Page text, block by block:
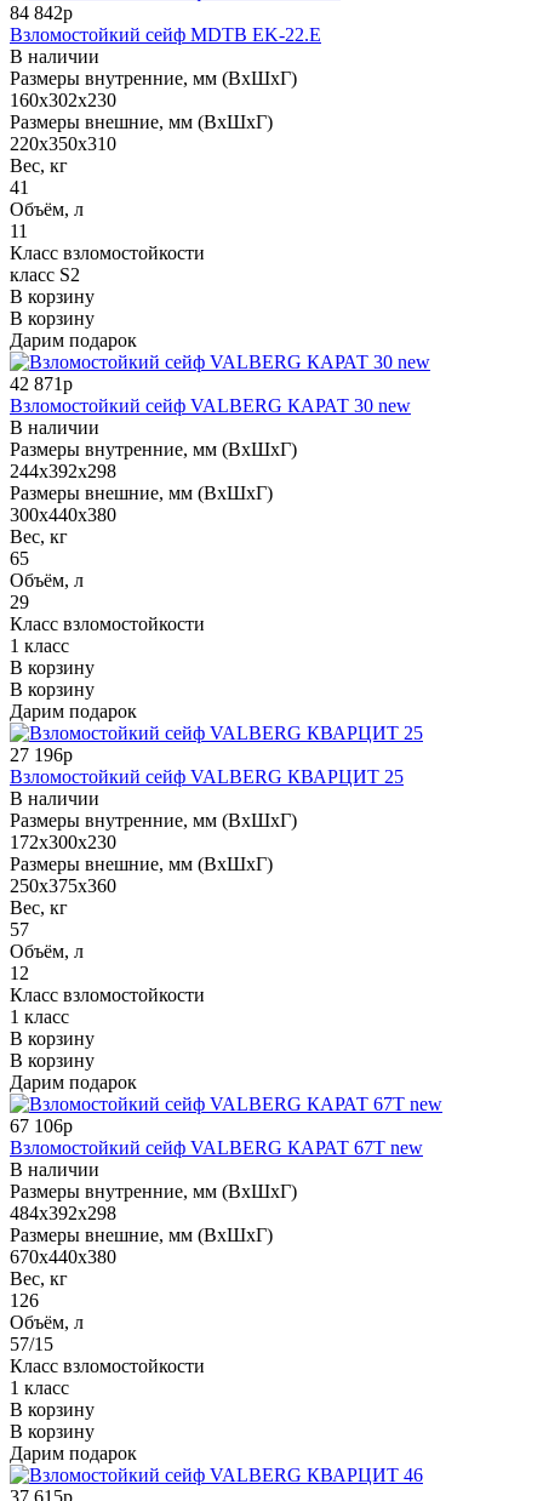
84 842р
Взломостойкий сейф MDTB EK-22.E
В наличии
Размеры внутренние, мм (ВхШхГ)
160x302x230
Размеры внешние, мм (ВхШхГ)
220x350x310
Вес, кг
41
Объём, л
11
Класс взломостойкости
класс S2
В корзину
В корзину
Дарим подарок
42 871р
Взломостойкий сейф VALBERG КАРАТ 30 new
В наличии
Размеры внутренние, мм (ВхШхГ)
244x392x298
Размеры внешние, мм (ВхШхГ)
300x440x380
Вес, кг
65
Объём, л
29
Класс взломостойкости
1 класс
В корзину
В корзину
Дарим подарок
27 196р
Взломостойкий сейф VALBERG КВАРЦИТ 25
В наличии
Размеры внутренние, мм (ВхШхГ)
172x300x230
Размеры внешние, мм (ВхШхГ)
250x375x360
Вес, кг
57
Объём, л
12
Класс взломостойкости
1 класс
В корзину
В корзину
Дарим подарок
67 106р
Взломостойкий сейф VALBERG КАРАТ 67T new
В наличии
Размеры внутренние, мм (ВхШхГ)
484x392x298
Размеры внешние, мм (ВхШхГ)
670x440x380
Вес, кг
126
Объём, л
57/15
Класс взломостойкости
1 класс
В корзину
В корзину
Дарим подарок
37 615р